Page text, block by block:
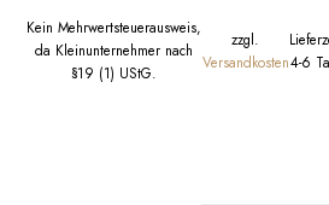
Kein Mehrwertsteuerausweis,
da Kleinunternehmer nach
§19 (1) UStG.
zzgl.
Versandkosten4-6